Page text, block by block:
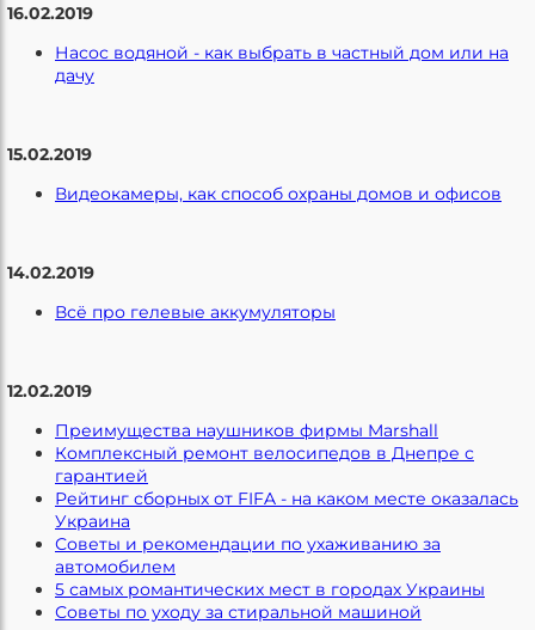
16.02.2019
Насос водяной - как выбрать в частный дом или на
дачу
15.02.2019
Видеокамеры, как способ охраны домов и офисов
14.02.2019
Всё про гелевые аккумуляторы
12.02.2019
Преимущества наушников фирмы Marshall
Комплексный ремонт велосипедов в Днепре с
гарантией
Рейтинг сборных от FIFA - на каком месте оказалась
Украина
Советы и рекомендации по ухаживанию за
автомобилем
5 самых романтических мест в городах Украины
Советы по уходу за стиральной машиной